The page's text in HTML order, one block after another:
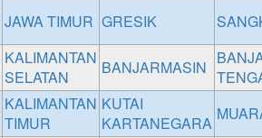
JAWA TIMUR GRESIK
KALIMANTAN
SELATAN
BANJARMASIN
KALIMANTAN
TIMUR
KUTAI
KARTANEGARA